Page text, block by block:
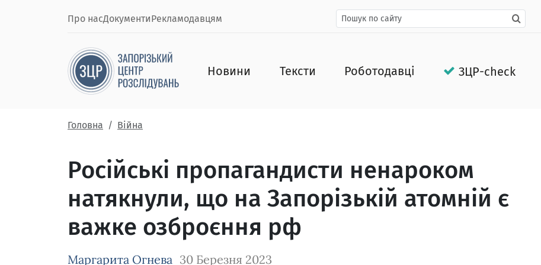
Про насДокументиРекламодавцям
Новини Тексти Роботодавці ЗЦР-check
Головна Війна
Російські пропагандисти ненароком
натякнули, що на Запорізькій атомній є
важке озброєння рф
Маргарита Огнева 30 Березня 2023